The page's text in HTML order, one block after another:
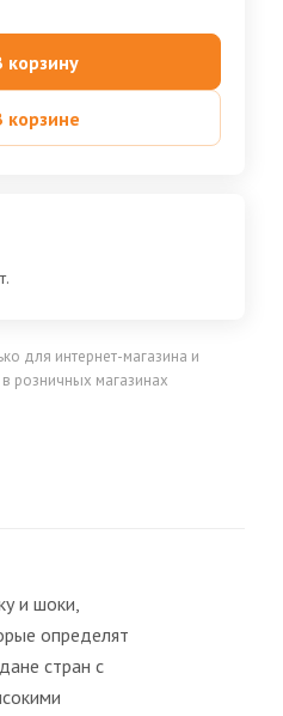
корзину
корзине
для интернет-магазина и
розничных магазинах
и шоки,
определят
стран с